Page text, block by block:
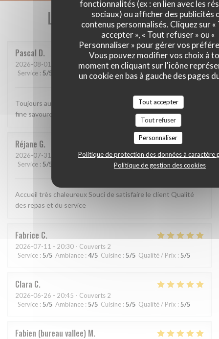
fonctionnalités (ex : en lien avec les
sociaux) ou afficher des publicités
contenus personnalisés. Cliquez sur «
accepter », « Tout refuser » ou «
Personnaliser » pour gérer vos
Vous pouvez modifier vos choix à
moment en cliquant sur l'icône
un cookie en bas à gauche des pages
Tout accepter
Tout refuser
Personnaliser
Politique de protection des données à caractère
Politique de gestion des cookies
Les avis de nos clients
Pascal D
2026-08-01
- 12:15 - Couverts 2
Service : 5/5 Ambiance: 5/5 Cuisine: 5/5 Qualité / Prix: 5/5
Toujours aussi bien. Accueil parfait, service agréable, cuisine
fine savoureuse et raffinée.
Réjane G
2026-07-31
- 19:30 - Couverts 8
Service : 5/5 Cuisine:5/5 Qualité / Prix:5/5
Accueil très chaleureux Souci de satisfaire le client Qualité
des repas et du service
Fabrice C
2026-07-11 - 20:30 - Couverts 2
Service : 5/5 Ambiance : 4/5 Cuisine : 5/5 Qualité / Prix : 5/5
Clara C
2026-06-26 - 20:45 - Couverts 2
Service : 5/5 Ambiance : 5/5 Cuisine : 5/5 Qualité / Prix : 5/5
Fabien (bureau vallee) M